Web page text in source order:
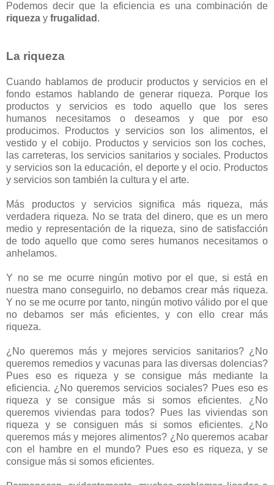
Podemos decir que la eficiencia es una combinación de
riqueza y frugalidad .
La riqueza
Cuando hablamos de producir productos y servicios en el
fondo estamos hablando de generar riqueza. Porque los
productos y servicios es todo aquello que los seres
humanos necesitamos o deseamos y que por eso
producimos. Productos y servicios son los alimentos, el
vestido y el cobijo. Productos y servicios son los coches,
las carreteras, los servicios sanitarios y sociales. Productos
y servicios son la educación, el deporte y el ocio. Productos
y servicios son también la cultura y el arte.
Más productos y servicios significa más riqueza, más
verdadera riqueza. No se trata del dinero, que es un mero
medio y representación de la riqueza, sino de satisfacción
de todo aquello que como seres humanos necesitamos o
anhelamos.
Y no se me ocurre ningún motivo por el que, si está en
nuestra mano conseguirlo, no debamos crear más riqueza.
Y no se me ocurre por tanto, ningún motivo válido por el que
no debamos ser más eficientes, y con ello crear más
riqueza.
¿No queremos más y mejores servicios sanitarios? ¿No
queremos remedios y vacunas para las diversas dolencias?
Pues eso es riqueza y se consigue más mediante la
eficiencia. ¿No queremos servicios sociales? Pues eso es
riqueza y se consigue más si somos eficientes. ¿No
queremos viviendas para todos? Pues las viviendas son
riqueza y se consiguen más si somos eficientes. ¿No
queremos más y mejores alimentos? ¿No queremos acabar
con el hambre en el mundo? Pues eso es riqueza, y se
consigue más si somos eficientes.